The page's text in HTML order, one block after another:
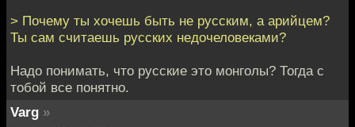
> Почему ты хочешь быть не русским, а арийцем?
Ты сам считаешь русских недочеловеками?
Надо понимать, что русские это монголы? Тогда с
тобой все понятно.
Varg »